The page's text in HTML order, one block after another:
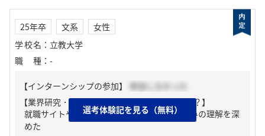
25年卒 文系
女性
学校名 ： 立教大学
職種 ： -
【インターンシップの参加】
参加しなかった
【業界研究・企業研究はどんな風にしましたか？】
就職サイトや企業ホームページを見て取り組みの理解を深
めた
選考体験記を見る（無料）